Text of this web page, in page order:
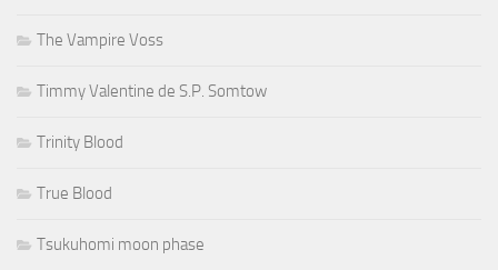
The Vampire Voss
Timmy Valentine de S.P. Somtow
Trinity Blood
True Blood
Tsukuhomi moon phase